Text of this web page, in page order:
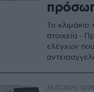
Το
στοιχεία -
ελέγχων
24.07.2025,